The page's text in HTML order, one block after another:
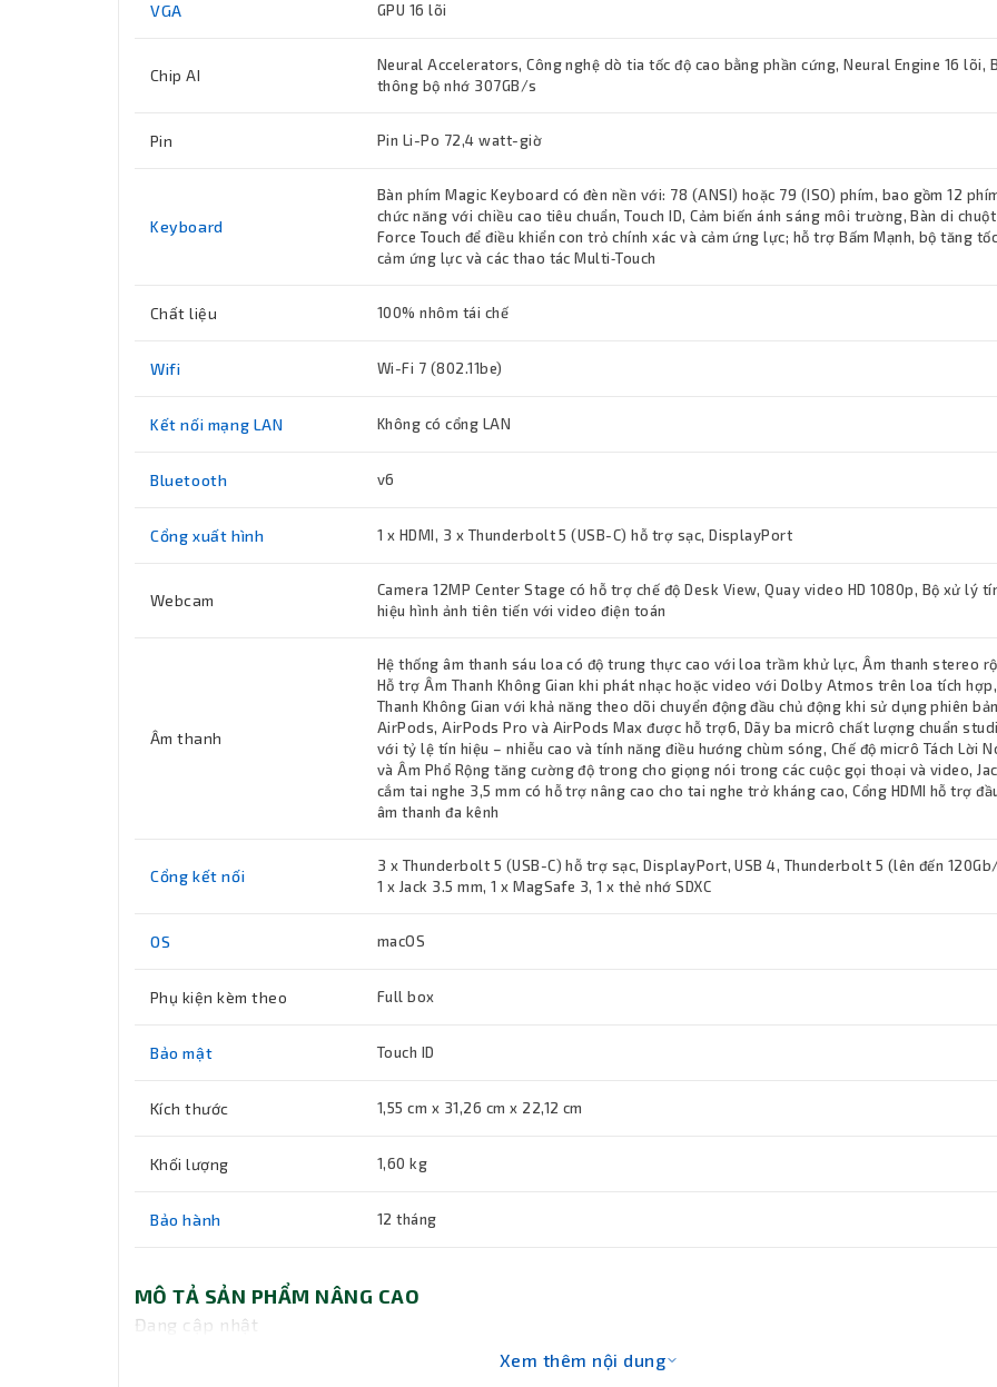
VGA GPU 16 lõi
Chip AI
Neural Accelerators, Công nghệ dò tia tốc độ cao bằng phần cứng, Neural Engine 16 lõi,
thông bộ nhớ 307GB/s
Pin Pin Li-Po 72,4 watt-giờ
Keyboard
Bàn phím Magic Keyboard có đèn nền với: 78 (ANSI) hoặc 79 (ISO) phím, bao gồm 12
chức năng với chiều cao tiêu chuẩn, Touch ID, Cảm biến ánh sáng môi trường, Bàn di chuột
Force Touch để điều khiển con trỏ chính xác và cảm ứng lực; hỗ trợ Bấm Mạnh, bộ tăng
cảm ứng lực và các thao tác Multi‑Touch
Chất liệu 100% nhôm tái chế
Wifi Wi-Fi 7 (802.11be)
Kết nối mạng LAN Không có cổng LAN
Bluetooth v6
Cổng xuất hình 1 x HDMI, 3 x Thunderbolt 5 (USB-C) hỗ trợ sạc, DisplayPort
Webcam
Camera 12MP Center Stage có hỗ trợ chế độ Desk View, Quay video HD 1080p, Bộ xử lý
hiệu hình ảnh tiên tiến với video điện toán
Âm thanh
Hệ thống âm thanh sáu loa có độ trung thực cao với loa trầm khử lực, Âm thanh stereo
Hỗ trợ Âm Thanh Không Gian khi phát nhạc hoặc video với Dolby Atmos trên loa tích
Thanh Không Gian với khả năng theo dõi chuyển động đầu chủ động khi sử dụng phiên bản
AirPods, AirPods Pro và AirPods Max được hỗ trợ6, Dãy ba micrô chất lượng chuẩn
với tỷ lệ tín hiệu – nhiễu cao và tính năng điều hướng chùm sóng, Chế độ micrô Tách Lời
và Âm Phổ Rộng tăng cường độ trong cho giọng nói trong các cuộc gọi thoại và video,
cắm tai nghe 3,5 mm có hỗ trợ nâng cao cho tai nghe trở kháng cao, Cổng HDMI hỗ trợ
âm thanh đa kênh
Cổng kết nối
3 x Thunderbolt 5 (USB-C) hỗ trợ sạc, DisplayPort, USB 4, Thunderbolt 5 (lên đến
1 x Jack 3.5 mm, 1 x MagSafe 3, 1 x thẻ nhớ SDXC
OS macOS
Phụ kiện kèm theo Full box
Bảo mật Touch ID
Kích thước 1,55 cm x 31,26 cm x 22,12 cm
Khối lượng 1,60 kg
Bảo hành 12 tháng
MÔ TẢ SẢN PHẨM NÂNG CAO
Đang cập nhật
Xem thêm nội dung